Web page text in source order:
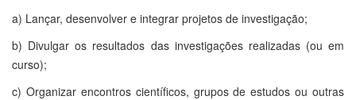
a) Lançar, desenvolver e integrar projetos de investigação;
b) Divulgar os resultados das investigações realizadas (ou em
curso);
c) Organizar encontros científicos, grupos de estudos ou outras